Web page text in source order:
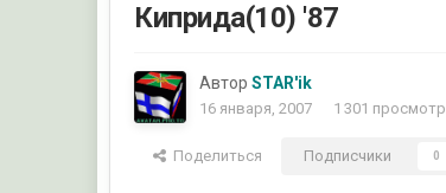
Киприда(10) '87
АвторSTAR'ik
16 января, 2007 1 301 просмотр
Поделиться Подписчики 0